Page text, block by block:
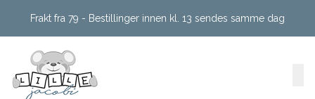
Frakt fra 79 - Bestillinger innen kl. 13 sendes samme dag